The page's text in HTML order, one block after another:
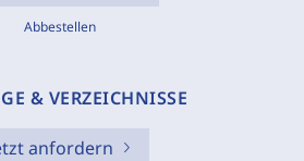
Abbestellen
& VERZEICHNISSE
anfordern